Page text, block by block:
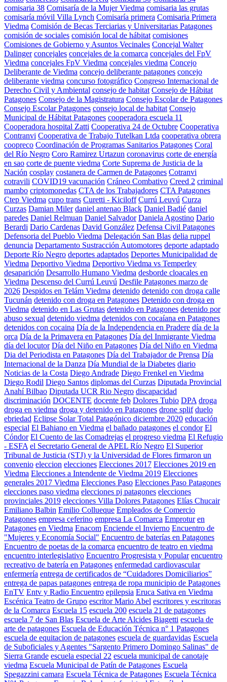
comisaria 38 Comisaría de la Mujer Viedma comisaria las grutas
comisaría móvil Villa Lynch Comisaría primera Comisaria Primera
Viedma Comisión de Becas Terciarias y Universitarias Patagones
comisión de sociales comisión local de hábitat comisiones
Comisiones de Gobierno y Asuntos Vecinales Concejal Walter
Dalinger concejales concejales de la comarca concejales del FpV
Viedma concejales FpV Viedma concejales viedma Concejo
Deliberante de Viedma concejo deliberante patagones concejo
deliberante viedma concurso fotográfico Congreso Internacional de
Derecho Civil y Ambiental consejo de habitat Consejo de Hábitat
Patagones Consejo de la Magistratura Consejo Escolar de Patagones
Consejo Escolar Patagones consejo local de habitat Consejo
Municipal de Hábitat Patagones cooperadora escuela 11
Cooperadora hospital Zatti Cooperativa 24 de Octubre Cooperativa
Contranvi Cooperativa de Trabajo Tutelkan Ltda cooperativa obrera
coopreco Coordinación de Programas Sanitarios Patagones Coral
del Río Negro Coro Ramirez Urtazun coronavirus corte de energía
en sao corte de puente viedma Corte Suprema de Justicia de la
Nación cosplay costanera de Carmen de Patagones Cotranvi
cotravili COVID19 vacunación Cráneo Combativo Creed 2 criminal
mambo criptomonedas CTA de los Trabajadores CTA Patagones
Ctep Viedma cupo trans Curetti - Kiciloff Currú Leuvú Curza
Curzas Damian Miler daniel antenao Black Daniel Badié daniel
paredes Daniel Relmuan Daniel Salvador Daniela Agostino Dario
Berardi Dario Cardenas David González Defensa Civil Patagones
Defensoria del Pueblo Viedma Delegación San Blas delia ruppel
denuncia Departamento Sustracción Automotores deporte adaptado
Deporte Río Negro deportes adaptados Deportes Municipalidad de
Viedma Deportivo Viedma Deportivo Viedma vs Temperley
desaparición Desarrollo Humano Viedma desborde cloacales en
Viedma Descenso del Currú Leuvú Desfile Patagones marzo de
2026 Despidos en Telám Viedma detenido detenido con droga calle
Tucunán detenido con droga en Patagones Detenido con droga en
Viedma detenido en Las Grutas detenido en Patagones detenido por
abuso sexual detenido viedma detenidos con cocaíana en Patagones
detenidos con cocaina Día de la Independencia en Pradere día de la
orca Día de la Primavera en Patagones Día del Inmigrante Viedma
día del locutor Día del Niño en Patagones Día del Niño en Viedma
Dia del Periodista en Patagones Día del Trabajador de Prensa Día
Internacional de la Danza Día Mundial de la Diabetes diario
Noticias de la Costa Diego Andrade Diego Frenkel en Viedma
Diego Rodil Diego Santos diplomas del Curzas Diputada Provincial
Anahí Bilbao Diputada UCR Rio Negro discapacidad
discriminación DOCENTE docente feb Dolores Tubio DPA droga
droga en viedma droga y detenido en Patagones drone splif duelo
ebriedad Eclipse Solar Total Patagónico diciembre 2020 educación
especial El Bahiano en Viedma el bañado patagones el condor El
Cóndor El Cuento de las Comadrejas el progreso viedma El Refugio
- ESFA el Secretario General de APEL Río Negro El Superior
Tribunal de Justicia (STJ) y la Universidad de Flores firmaron un
convenio eleccion elecciones Elecciones 2017 Elecciones 2019 en
Viedma Elecciones a Intendente de Viedma 2019 Elecciones
generales 2017 Viedma Elecciones Paso Elecciones Paso Patagones
elecciones paso viedma elecciones pj patagones elecciones
provinciales 2019 elecciones Villa Dolores Patagones Elías Chucair
Emiliano Balbin Emilio Collueque Empleados de Comercio
Patagones empresa ceferino empresa La Comarca Emprotur en
Patagones en Viedma Enacom Enciende el Invierno Encuentro de
"Mujeres y Economía Social" Encuentro de baterías en Patagones
Encuentro de poetas de la comarca encuentro de teatro en viedma
encuentro interlegislativo Encuentro Progresista y Popular encuentro
recreativo de batería en Patagones enfermedad cardiovascular
enfermería entrega de certificados de “Cuidadores Domiciliarios”
entrega de papas patagones entrega de ropa municipio de Patagones
EnTV Entv y Radio Encuentro epilepsia Eruca Sativa en Viedma
Escénica Teatro de Grupo escritor Mario Abel escritores y escritoras
de la Comarca Escuela 15 escuela 200 escuela 21 de patagones
escuela 7 de San Blas Escuela de Arte Alcides Biagetti escuela de
arte de patagones Escuela de Educación Técnica n° 1 Patagones
escuela de equitacion de patagones escuela de guardavidas Escuela
de Suboficiales y Agentes "Sargento Primero Domingo Salinas" de
Sierra Grande escuela especial 22 escuela municipal de canotaje
viedma Escuela Municipal de Patín de Patagones Escuela
Spegazzini camara Escuela Técnica de Patagones Escuela Técnica